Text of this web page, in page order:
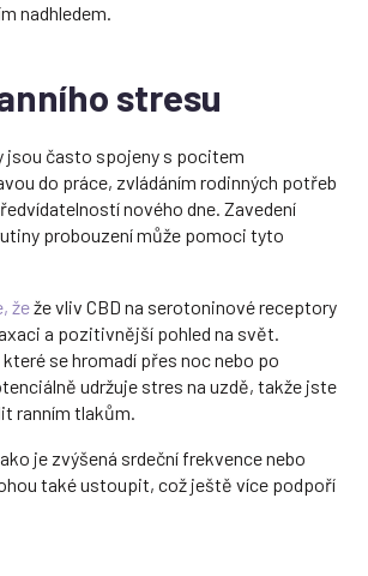
nadhledem.
stresu
jsou často spojeny s pocitem
do práce, zvládáním rodinných potřeb
nového dne. Zavedení
probouzení může pomoci tyto
žeže vliv CBD na serotoninové receptory
a pozitivnější pohled na svět.
se hromadí přes noc nebo po
udržuje stres na uzdě, takže jste
ranním tlakům.
je zvýšená srdeční frekvence nebo
také ustoupit, což ještě více podpoří